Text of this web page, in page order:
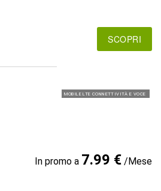
SCOPRI
MOBILE LTE CONNETTIVITÀ E VOCE
In promo a 7.99 €/Mese